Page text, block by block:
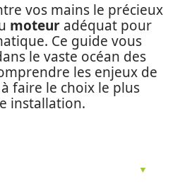
vos mains le précieux
moteur adéquat pour
Ce guide vous
le vaste océan des
les enjeux de
faire le choix le plus
installation.